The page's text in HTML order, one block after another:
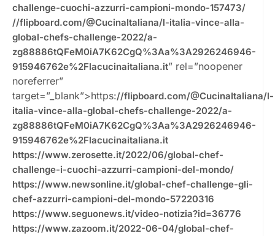
challenge-cuochi-azzurri-campioni-mondo-157473/
//flipboard.com/@CucinaItaliana/l-italia-vince-alla-
global-chefs-challenge-2022/a-
zg88886tQFeM0iA7K62CgQ%3Aa%3A2926246946-
915946762e%2Flacucinaitaliana.it” rel=”noopener
noreferrer”
target=”_blank”>https://flipboard.com/@CucinaItaliana/l-
italia-vince-alla-global-chefs-challenge-2022/a-
zg88886tQFeM0iA7K62CgQ%3Aa%3A2926246946-
915946762e%2Flacucinaitaliana.it
https://www.zerosette.it/2022/06/global-chef-
challenge-i-cuochi-azzurri-campioni-del-mondo/
https://www.newsonline.it/global-chef-challenge-gli-
chef-azzurri-campioni-del-mondo-57220316
https://www.seguonews.it/video-notizia?id=36776
https://www.zazoom.it/2022-06-04/global-chef-